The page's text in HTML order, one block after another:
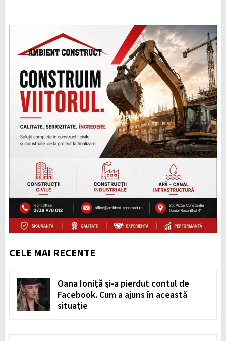
CELE MAI RECENTE
Oana Ioniță și-a pierdut contul de
Facebook. Cum a ajuns în această
situație